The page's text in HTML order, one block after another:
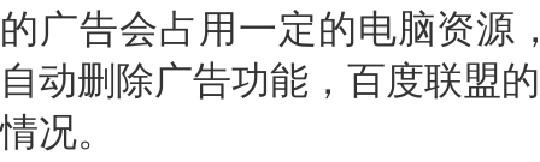
的广告会占用一定的电脑资源
自动删除广告功能，百度联盟
情况。